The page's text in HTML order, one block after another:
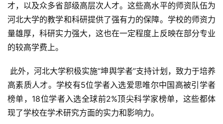
才，以及众多省部级高层次人才。这些高水平的师资队伍为
河北大学的教学和科研提供了强有力的保障。学校的师资力
量雄厚，科研实力强大，这也在一定程度上反映在部分专业
的较高学费上。
高素质人才。学校有5位学者入选爱思唯尔中国高被引学者
榜单，18位学者入选全球前2%顶尖科学家榜单，这些都体
现了学校在学术研究方面的实力和影响力。